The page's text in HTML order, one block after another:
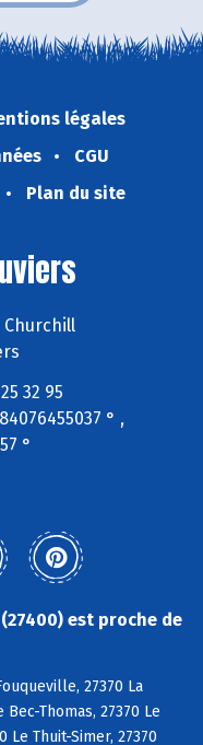
légales
CGU
Plan du site
Churchill
32 95
° ,
°
est proche de
27370 La
Bec-Thomas, 27370 Le
Le Thuit-Simer, 27370